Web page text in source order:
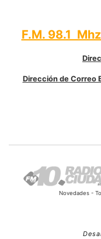
F.M. 98.1
Dirección de Correo
Novedades -